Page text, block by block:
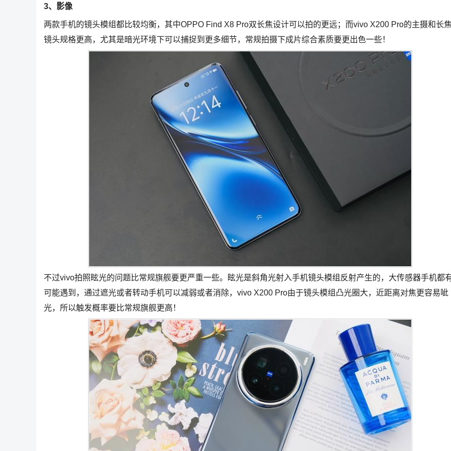
3、影像
两款手机的镜头模组都比较均衡，其中OPPO Find X8 Pro双长焦设计可以拍的更远；而vivo X200 Pro的主摄和长
镜头规格更高，尤其是暗光环境下可以捕捉到更多细节，常规拍摄下成片综合素质要更出色一些！
不过vivo拍照眩光的问题比常规旗舰要更严重一些。眩光是斜角光射入手机镜头模组反射产生的，大传感器手机都
可能遇到，通过遮光或者转动手机可以减弱或者消除，vivo X200 Pro由于镜头模组凸光圈大，近距离对焦更容易呲
光，所以触发概率要比常规旗舰更高！